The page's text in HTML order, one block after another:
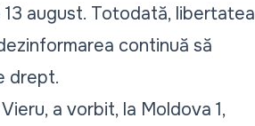
august. Totodată, libertatea
continuă să
drept.
a vorbit, la Moldova 1,